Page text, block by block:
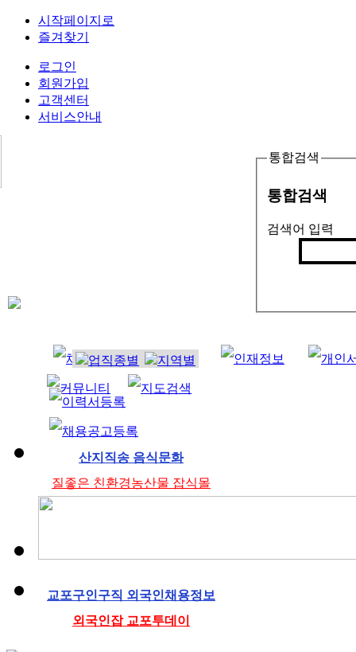
시작페이지로
즐겨찾기
로그인
회원가입
고객센터
서비스안내
통합검색
통합검색
검색어 입력
산지직송 음식문화
질좋은 친환경농산물 잡식몰
교포구인구직 외국인채용정보
외국인잡 교포투데이